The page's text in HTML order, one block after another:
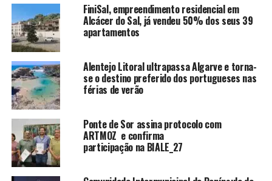
FiniSal, empreendimento residencial em
Alcácer do Sal, já vendeu 50% dos seus 39
apartamentos
Alentejo Litoral ultrapassa Algarve e torna-
se o destino preferido dos portugueses nas
férias de verão
Ponte de Sor assina protocolo com
ARTMOZ e confirma
participação na BIALE_27